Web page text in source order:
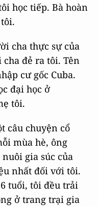
học tiếp. Bà hoàn
cha thực sự của
đẻ ra tôi. Tên
cư gốc Cuba.
đại học ở
tôi.
câu chuyện cổ
mùa hè, ông
gia súc của
nhất đối với tôi.
tuổi, tôi đều trải
ở trang trại gia